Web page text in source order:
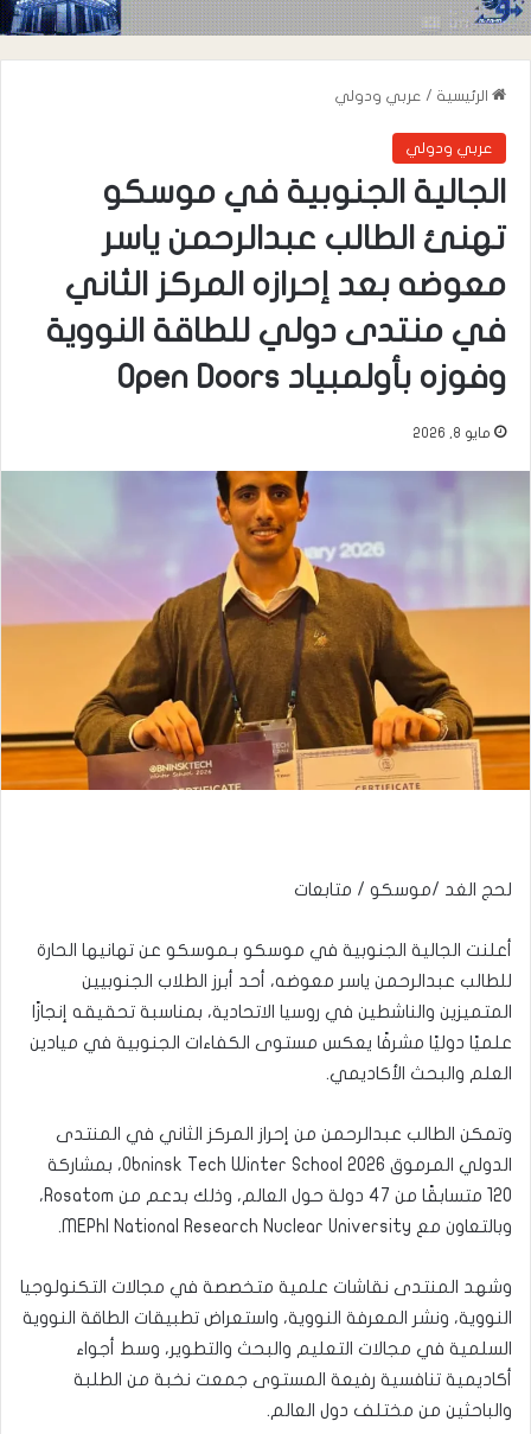
الرئيسية / عربي ودولي
عربي ودولي
الجالية الجنوبية في موسكو
تهنئ الطالب عبدالرحمن ياسر
معوضه بعد إحرازه المركز الثاني
في منتدى دولي للطاقة النووية
وفوزه بأولمبياد Open Doors
مايو 8, 2026
لحج الغد /موسكو / متابعات
أعلنت الجالية الجنوبية في موسكو بـموسكو عن تهانيها الحارة
للطالب عبدالرحمن ياسر معوضه، أحد أبرز الطلاب الجنوبيين
المتميزين والناشطين في روسيا الاتحادية، بمناسبة تحقيقه إنجازًا
علميًا دوليًا مشرفًا يعكس مستوى الكفاءات الجنوبية في ميادين
العلم والبحث الأكاديمي.
وتمكن الطالب عبدالرحمن من إحراز المركز الثاني في المنتدى
الدولي المرموق Obninsk Tech Winter School 2026، بمشاركة
120 متسابقًا من 47 دولة حول العالم، وذلك بدعم من Rosatom،
وبالتعاون مع MEPhI National Research Nuclear University.
وشهد المنتدى نقاشات علمية متخصصة في مجالات التكنولوجيا
النووية، ونشر المعرفة النووية، واستعراض تطبيقات الطاقة النووية
السلمية في مجالات التعليم والبحث والتطوير، وسط أجواء
أكاديمية تنافسية رفيعة المستوى جمعت نخبة من الطلبة
والباحثين من مختلف دول العالم.